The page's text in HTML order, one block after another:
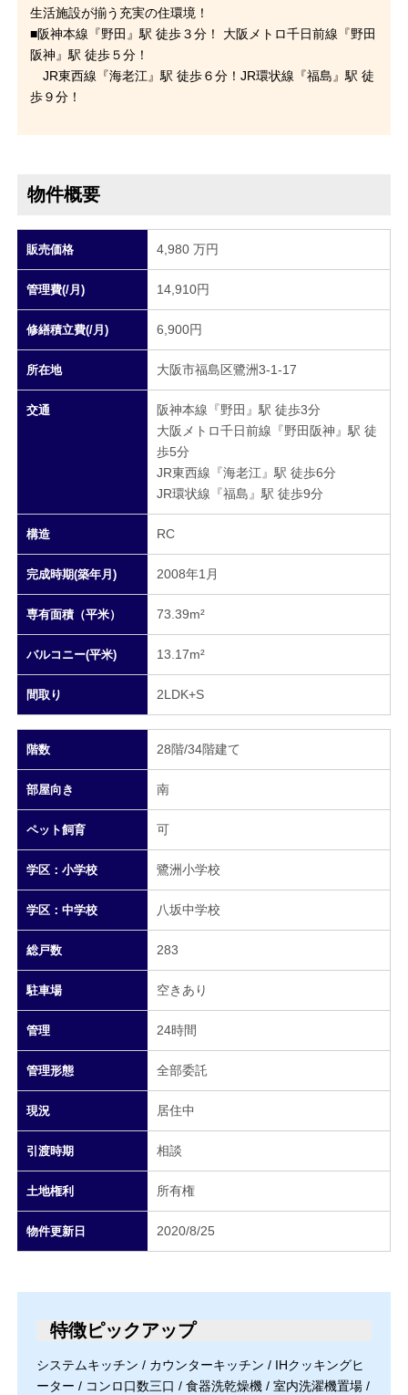
生活施設が揃う充実の住環境！
■阪神本線『野田』駅 徒歩３分！ 大阪メトロ千日前線『野田
阪神』駅 徒歩５分！
JR東西線『海老江』駅 徒歩６分！JR環状線『福島』駅 徒
歩９分！
物件概要
販売価格 4,980 万円
管理費(/月) 14,910円
修繕積立費(/月) 6,900円
所在地 大阪市福島区鷺洲3-1-17
交通
阪神本線『野田』駅 徒歩3分
大阪メトロ千日前線『野田阪神』駅 徒
歩5分
JR東西線『海老江』駅 徒歩6分
JR環状線『福島』駅 徒歩9分
構造 RC
完成時期(築年月) 2008年1月
専有面積（平米） 73.39m²
バルコニー(平米) 13.17m²
間取り 2LDK+S
階数 28階/34階建て
部屋向き 南
ペット飼育 可
学区：小学校 鷺洲小学校
学区：中学校 八坂中学校
総戸数 283
駐車場 空きあり
管理 24時間
管理形態 全部委託
現況 居住中
引渡時期 相談
土地権利 所有権
物件更新日 2020/8/25
特徴ピックアップ
システムキッチン / カウンターキッチン / IHクッキングヒ
ーター / コンロ口数三口 / 食器洗乾燥機 / 室内洗濯機置場 /